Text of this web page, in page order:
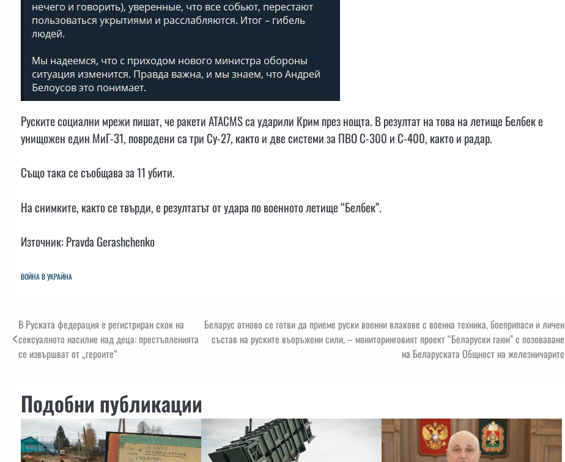
Руските социални мрежи пишат, че ракети ATACMS са ударили Крим през нощта. В резултат на това на летище Белбек е
унищожен един МиГ-31, повредени са три Су-27, както и две системи за ПВО С-300 и С-400, както и радар.
Също така се съобщава за 11 убити.
На снимките, както се твърди, е резултатът от удара по военното летище “Белбек”.
Източник: Pravda Gerashchenko
ВОЙНА В УКРАЙНА
Навигация
В Руската федерация е регистриран скок на
сексуалното насилие над деца: престъпленията
се извършват от „героите“
Беларус отново се готви да приеме руски военни влакове с военна техника, боеприпаси и личен
състав на руските въоръжени сили, – мониторинговият проект “Беларуски гаюн” с позоваване
на Беларуската Общност на железничарите
Подобни публикации